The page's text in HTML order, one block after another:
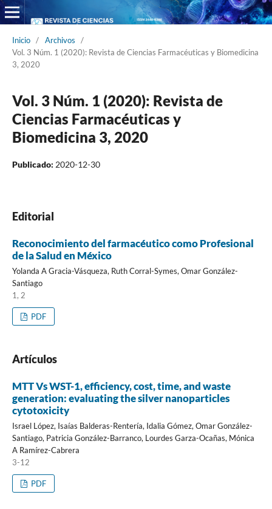
Inicio / Archivos
/
Vol. 3 Núm. 1 (2020): Revista de Ciencias Farmacéuticas y Biomedicina
3, 2020
Vol. 3 Núm. 1 (2020): Revista de
Ciencias Farmacéuticas y
Biomedicina 3, 2020
Publicado: 2020-12-30
Editorial
Reconocimiento del farmacéutico como Profesional
de la Salud en México
Yolanda A Gracia-Vásqueza, Ruth Corral-Symes, Omar González-
Santiago
1, 2
PDF
Artículos
MTT Vs WST-1, efficiency, cost, time, and waste
generation: evaluating the silver nanoparticles
cytotoxicity
Israel López, Isaías Balderas-Rentería, Idalia Gómez, Omar González-
Santiago, Patricia González-Barranco, Lourdes Garza-Ocañas, Mónica
A Ramírez-Cabrera
3-12
PDF